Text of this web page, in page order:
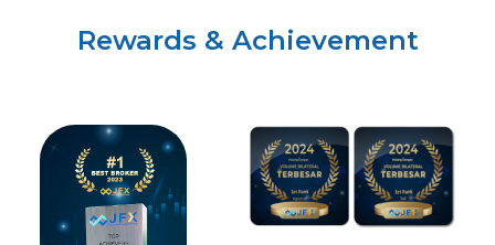
Rewards & Achievement